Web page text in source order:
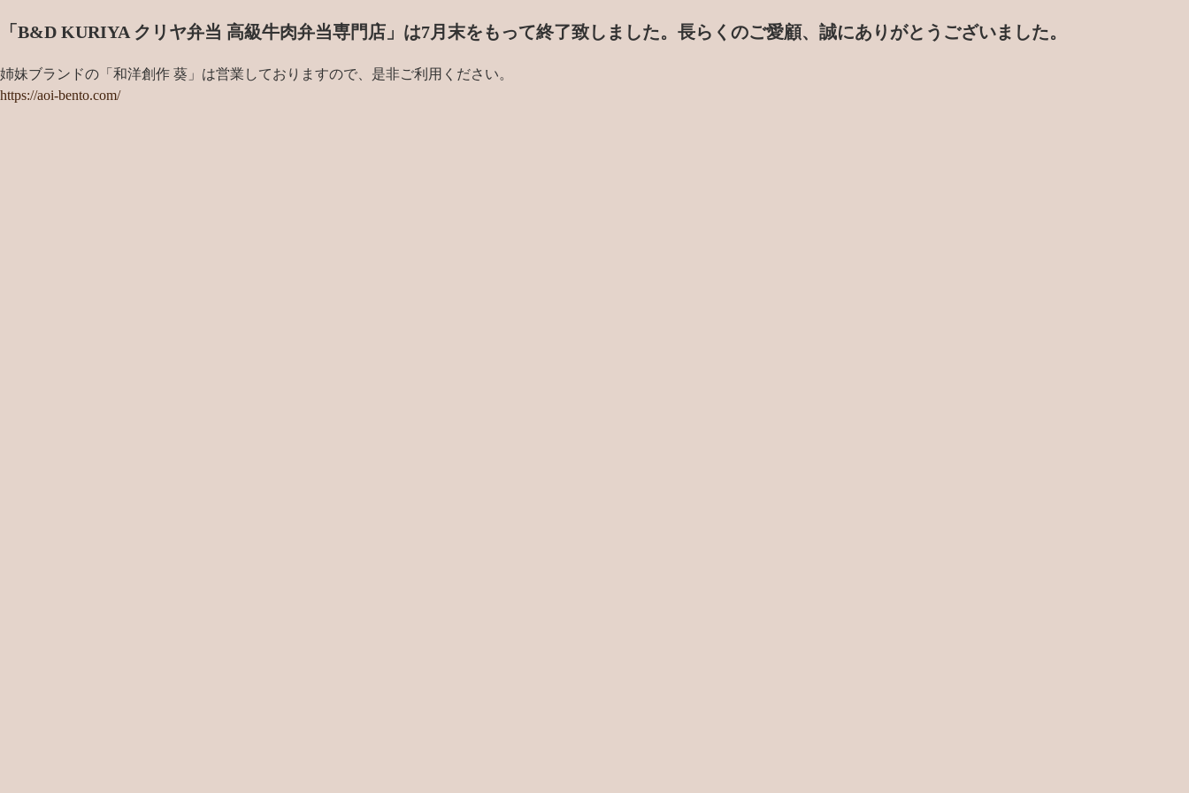
「B&D KURIYA クリヤ弁当 高級牛肉弁当専門店」は7月末をもって終了致しました。 長らくのご愛顧、誠にありがとうございました。
姉妹ブランドの「和洋創作 葵」は営業しておりますので、是非ご利用ください。
https://aoi-bento.com/